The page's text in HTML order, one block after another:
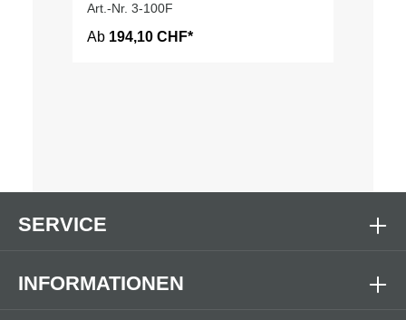
Art.-Nr. 3-100F
Ab 194,10 CHF*
SERVICE
INFORMATIONEN